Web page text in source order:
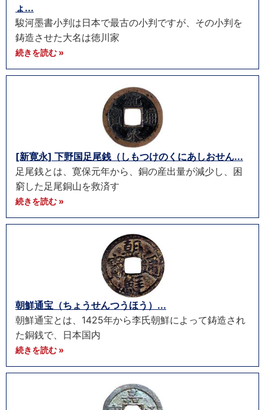
ょ...
駿河墨書小判は日本で最古の小判ですが、その小判を
鋳造させた大名は徳川家
続きを読む »
[新寛永] 下野国足尾銭（しもつけのくにあしおせん...
足尾銭とは、寛保元年から、銅の産出量が減少し、困
窮した足尾銅山を救済す
続きを読む »
朝鮮通宝（ちょうせんつうほう）...
朝鮮通宝とは、1425年から李氏朝鮮によって鋳造され
た銅銭で、日本国内
続きを読む »